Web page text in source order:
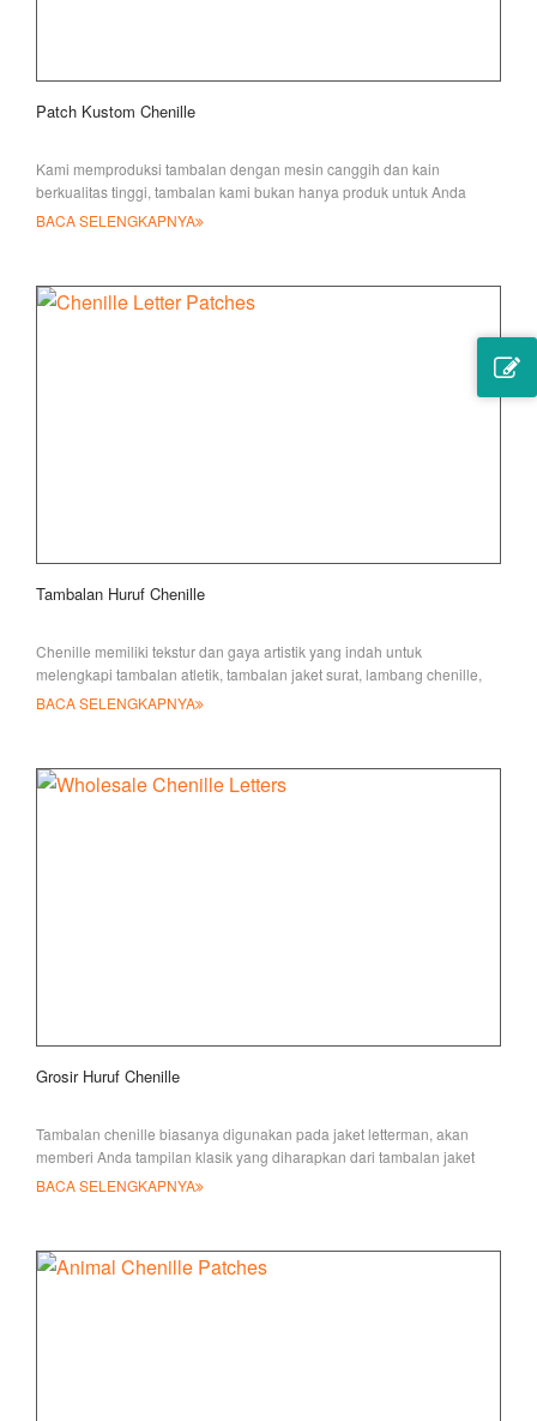
Patch Kustom Chenille
Kami memproduksi tambalan dengan mesin canggih dan kain
berkualitas tinggi, tambalan kami bukan hanya produk untuk Anda
tetapi juga karya seni
BACA SELENGKAPNYA
Tambalan Huruf Chenille
Chenille memiliki tekstur dan gaya artistik yang indah untuk
melengkapi tambalan atletik, tambalan jaket surat, lambang chenille,
penghargaan
BACA SELENGKAPNYA
Grosir Huruf Chenille
Tambalan chenille biasanya digunakan pada jaket letterman, akan
memberi Anda tampilan klasik yang diharapkan dari tambalan jaket
letterman, var
BACA SELENGKAPNYA